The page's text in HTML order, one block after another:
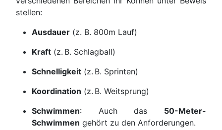
stellen:
Ausdauer (z. B. 800m Lauf)
Kraft (z. B. Schlagball)
Schnelligkeit (z. B. Sprinten)
Koordination (z. B. Weitsprung)
Schwimmen: Auch das 50-Meter-
Schwimmen gehört zu den Anforderungen.